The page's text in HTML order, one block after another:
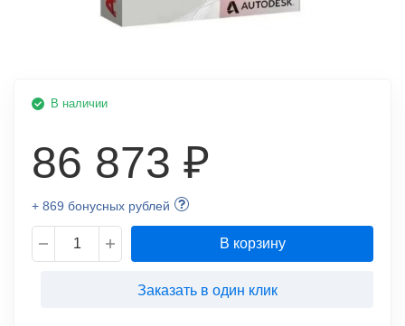
В наличии
86 873 ₽
+ 869 бонусных рублей
В корзину
Заказать в один клик